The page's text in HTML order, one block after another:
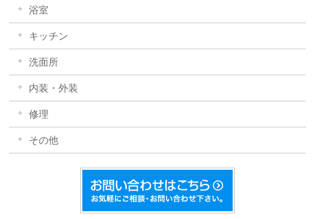
浴室
キッチン
洗面所
内装・外装
修理
その他